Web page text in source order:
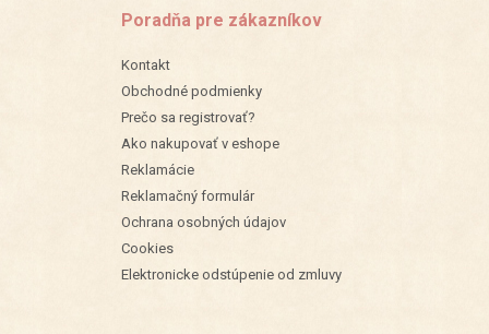
Poradňa pre zákazníkov
Kontakt
Obchodné podmienky
Prečo sa registrovať?
Ako nakupovať v eshope
Reklamácie
Reklamačný formulár
Ochrana osobných údajov
Cookies
Elektronicke odstúpenie od zmluvy